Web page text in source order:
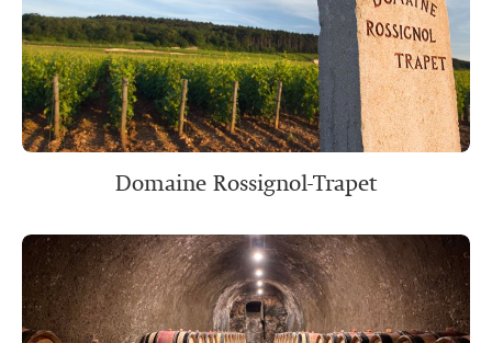
Domaine Rossignol-Trapet